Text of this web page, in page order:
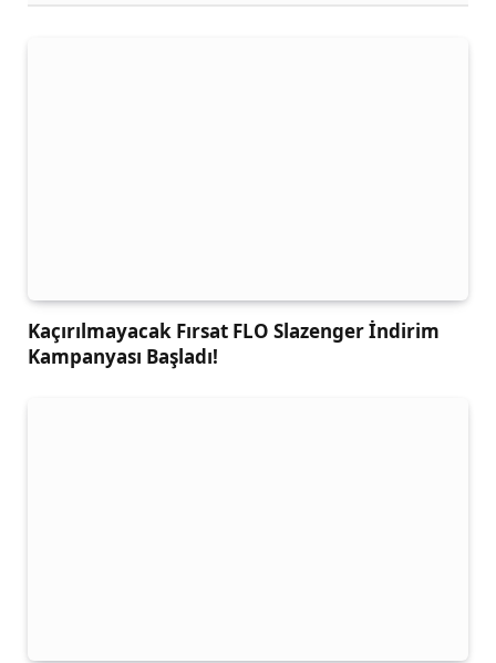
Kaçırılmayacak Fırsat FLO Slazenger İndirim
Kampanyası Başladı!